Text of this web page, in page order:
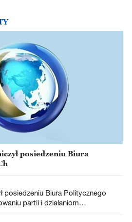
posiedzeniu Biura
KPCh
posiedzeniu Biura Politycznego
partii i działaniom